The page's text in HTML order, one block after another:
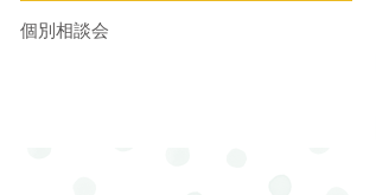
個別相談会